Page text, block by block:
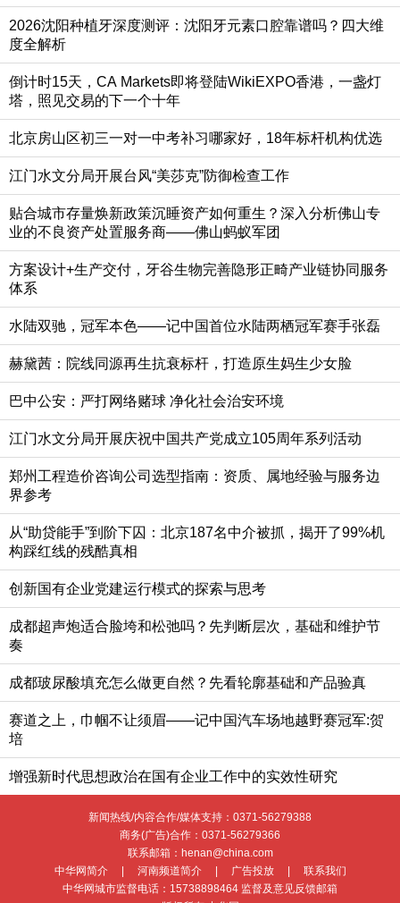
2026沈阳种植牙深度测评：沈阳牙元素口腔靠谱吗？四大维
度全解析
倒计时15天，CA Markets即将登陆WikiEXPO香港，一盏灯
塔，照见交易的下一个十年
北京房山区初三一对一中考补习哪家好，18年标杆机构优选
江门水文分局开展台风“美莎克”防御检查工作
贴合城市存量焕新政策沉睡资产如何重生？深入分析佛山专
业的不良资产处置服务商——佛山蚂蚁军团
方案设计+生产交付，牙谷生物完善隐形正畸产业链协同服务
体系
水陆双驰，冠军本色——记中国首位水陆两栖冠军赛手张磊
赫黛茜：院线同源再生抗衰标杆，打造原生妈生少女脸
巴中公安：严打网络赌球 净化社会治安环境
江门水文分局开展庆祝中国共产党成立105周年系列活动
郑州工程造价咨询公司选型指南：资质、属地经验与服务边
界参考
从“助贷能手”到阶下囚：北京187名中介被抓，揭开了99%机
构踩红线的残酷真相
创新国有企业党建运行模式的探索与思考
成都超声炮适合脸垮和松弛吗？先判断层次，基础和维护节
奏
成都玻尿酸填充怎么做更自然？先看轮廓基础和产品验真
赛道之上，巾帼不让须眉——记中国汽车场地越野赛冠军:贺
培
增强新时代思想政治在国有企业工作中的实效性研究
新闻热线/内容合作/媒体支持： 0371-56279388
商务(广告)合作： 0371-56279366
联系邮箱：henan@china.com
中华网简介
| 河南频道简介 | 广告投放 |
联系我们
中华网城市监督电话： 15738898464 监督及意见反馈邮箱